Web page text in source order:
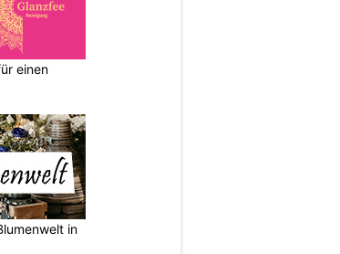
einen
in